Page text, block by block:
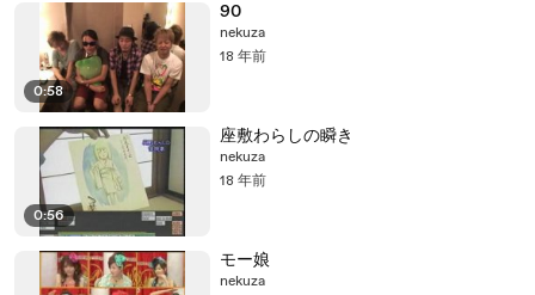
0:58
90
nekuza
18 年前
0:56
座敷わらしの瞬き
nekuza
18 年前
モー娘
nekuza